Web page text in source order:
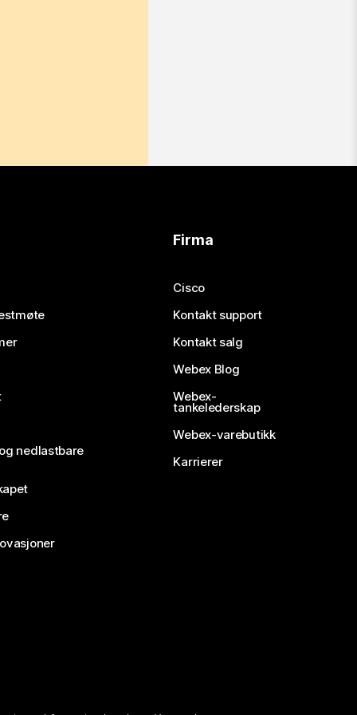
nedlastbare
Firma
Cisco
Kontakt support
Kontakt salg
Webex Blog
Webex-
tankelederskap
Webex-varebutikk
Karrierer